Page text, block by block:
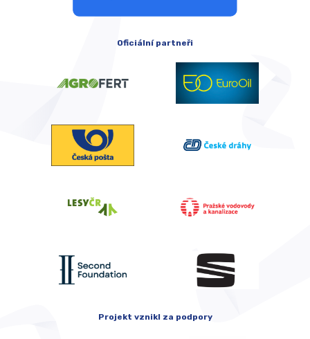
Oficiální partneři
Projekt vznikl za podpory